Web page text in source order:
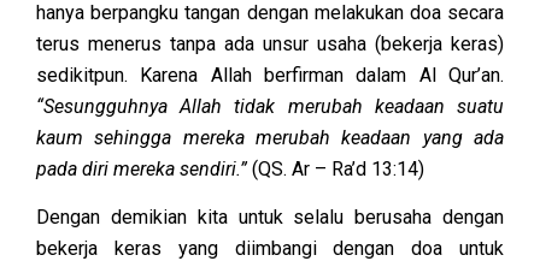
hanya berpangku tangan dengan melakukan doa secara
terus menerus tanpa ada unsur usaha (bekerja keras)
sedikitpun. Karena Allah berfirman dalam Al Qur’an.
“Sesungguhnya Allah tidak merubah keadaan suatu
kaum sehingga mereka merubah keadaan yang ada
pada diri mereka sendiri.”(QS. Ar – Ra’d 13:14)
Dengan demikian kita untuk selalu berusaha dengan
bekerja keras yang diimbangi dengan doa untuk